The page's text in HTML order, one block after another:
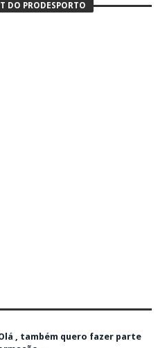
DO PRODESPORTO
, também quero fazer parte